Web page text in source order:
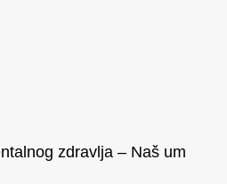
zdravlja – Naš um